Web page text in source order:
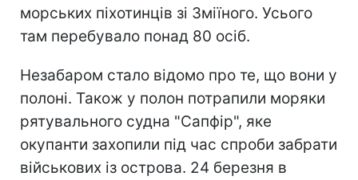
морських піхотинців зі Зміїного. Усього
там перебувало понад 80 осіб.
Незабаром стало відомо про те, що вони у
полоні. Також у полон потрапили моряки
рятувального судна "Сапфір", яке
окупанти захопили під час спроби забрати
військових із острова. 24 березня в